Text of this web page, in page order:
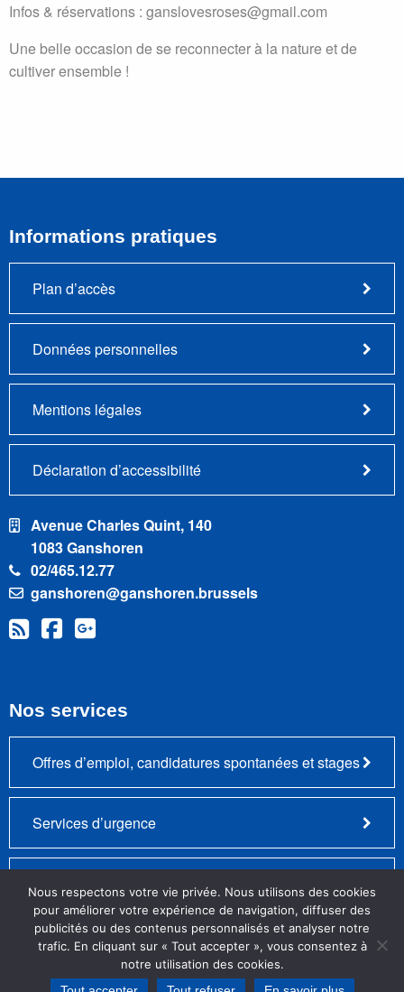
Infos & réservations : ganslovesroses@gmail.com
Une belle occasion de se reconnecter à la nature et de
cultiver ensemble !
Informations pratiques
Plan d’accès
Données personnelles
Mentions légales
Déclaration d’accessibilité
Avenue Charles Quint, 140
1083 Ganshoren
02/465.12.77
ganshoren@ganshoren.brussels
Nos services
Offres d’emploi, candidatures spontanées et stages
Services d’urgence
Plainte – Remarque positive ou négative
Copyright 2026 - Made byUPartner
Mentions légales
Données personnelles
Nous respectons votre vie privée. Nous utilisons des cookies
pour améliorer votre expérience de navigation, diffuser des
publicités ou des contenus personnalisés et analyser notre
trafic. En cliquant sur « Tout accepter », vous consentez à
notre utilisation des cookies.